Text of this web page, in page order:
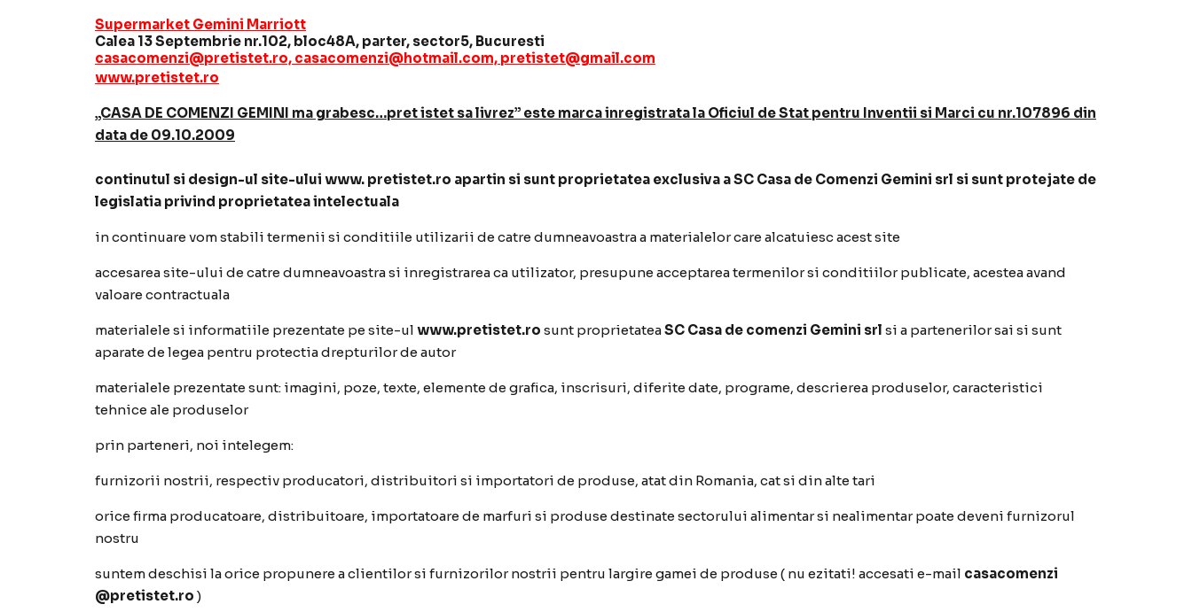
Supermarket Gemini Marriott
Calea 13 Septembrie nr.102, bloc48A, parter, sector5, Bucuresti
casacomenzi@pretistet.ro, casacomenzi@hotmail.com, pretistet@gmail.com
www.pretistet.ro
„CASA DE COMENZI GEMINI ma grabesc…pret istet sa livrez” este marca inregistrata la Oficiul de Stat pentru Inventii si Marci cu nr.107896 din
data de 09.10.2009
continutul si design-ul site-ului www. pretistet.ro apartin si sunt proprietatea exclusiva a SC Casa de Comenzi Gemini srl si sunt protejate de
legislatia privind proprietatea intelectuala
in continuare vom stabili termenii si conditiile utilizarii de catre dumneavoastra a materialelor care alcatuiesc acest site
accesarea site-ului de catre dumneavoastra si inregistrarea ca utilizator, presupune acceptarea termenilor si conditiilor publicate, acestea avand
valoare contractuala
materialele si informatiile prezentate pe site-ul www.pretistet.ro sunt proprietateaSC Casa de comenzi Gemini srl si a partenerilor sai si sunt
aparate de legea pentru protectia drepturilor de autor
materialele prezentate sunt: imagini, poze, texte, elemente de grafica, inscrisuri, diferite date, programe, descrierea produselor, caracteristici
tehnice ale produselor
prin parteneri, noi intelegem:
furnizorii nostrii, respectiv producatori, distribuitori si importatori de produse, atat din Romania, cat si din alte tari
orice firma producatoare, distribuitoare, importatoare de marfuri si produse destinate sectorului alimentar si nealimentar poate deveni furnizorul
nostru
suntem deschisi la orice propunere a clientilor si furnizorilor nostrii pentru largire gamei de produse ( nu ezitati! accesati e-mail casacomenzi
@pretistet.ro )